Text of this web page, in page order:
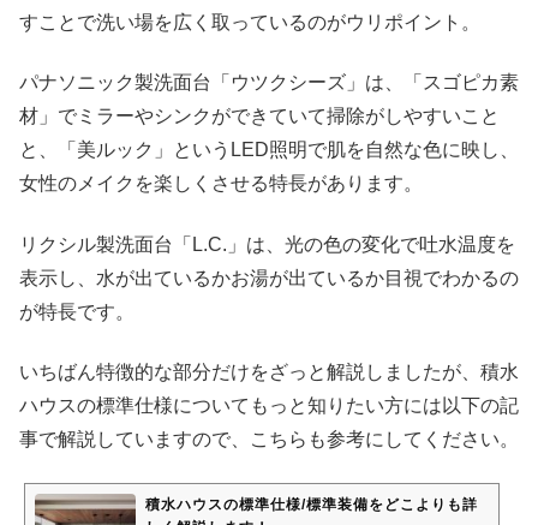
すことで洗い場を広く取っているのがウリポイント。
パナソニック製洗面台「ウツクシーズ」は、「スゴピカ素
材」でミラーやシンクができていて掃除がしやすいこと
と、「美ルック」というLED照明で肌を自然な色に映し、
女性のメイクを楽しくさせる特長があります。
リクシル製洗面台「L.C.」は、光の色の変化で吐水温度を
表示し、水が出ているかお湯が出ているか目視でわかるの
が特長です。
いちばん特徴的な部分だけをざっと解説しましたが、積水
ハウスの標準仕様についてもっと知りたい方には以下の記
事で解説していますので、こちらも参考にしてください。
積水ハウスの標準仕様/標準装備をどこよりも詳